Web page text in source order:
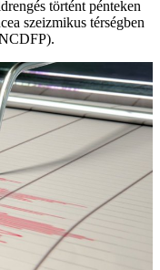
történt pénteken
szeizmikus térségben